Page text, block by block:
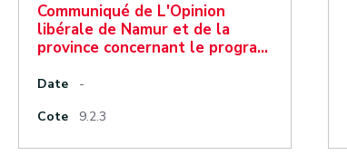
Communiqué de L'Opinion
libérale de Namur et de la
province concernant le progra…
Date
-
Cote
9.2.3